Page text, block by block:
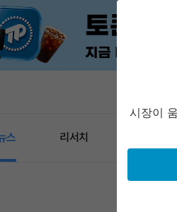
스 리서치
시장이